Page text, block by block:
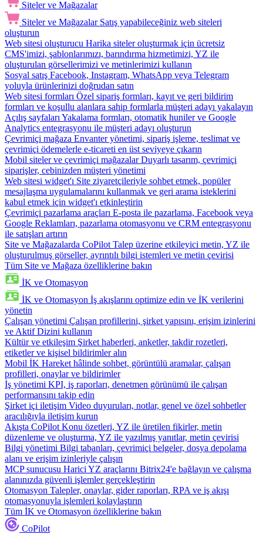
Siteler ve Mağazalar
Siteler ve Mağazalar Satış yapabileceğiniz web siteleri
oluşturun
Web sitesi oluşturucu Harika siteler oluşturmak için ücretsiz
CMS'imizi, şablonlarımızı, barındırma hizmetimizi, YZ ile
oluşturulan görsellerimizi ve metinlerimizi kullanın
Sosyal satış Facebook, Instagram, WhatsApp veya Telegram
yoluyla ürünlerinizi doğrudan satın
Web sitesi formları Özel sipariş formları, kayıt ve geri bildirim
formları ve koşullu alanlara sahip formlarla müşteri adayı yakalayın
Açılış sayfaları Yakalama formları, otomatik huniler ve Google
Analytics entegrasyonu ile müşteri adayı oluşturun
Çevrimiçi mağaza Envanter yönetimi, sipariş işleme, teslimat ve
çevrimiçi ödemelerle e-ticareti en üst seviyeye çıkarın
Mobil siteler ve çevrimiçi mağazalar Duyarlı tasarım, çevrimiçi
siparişler, cebinizden müşteri yönetimi
Web sitesi widget'ı Site ziyaretçileriyle sohbet etmek, popüler
mesajlaşma uygulamalarını kullanmak ve geri arama isteklerini
kabul etmek için widget'ı etkinleştirin
Çevrimiçi pazarlama araçları E-posta ile pazarlama, Facebook veya
Google Reklamları, pazarlama otomasyonu ve CRM entegrasyonu
ile satışları artırın
Site ve Mağazalarda CoPilot Talep üzerine etkileyici metin, YZ ile
oluşturulmuş görseller, ayrıntılı bilgi istemleri ve metin çevirisi
Tüm Site ve Mağaza özelliklerine bakın
İK ve Otomasyon
İK ve Otomasyon İş akışlarını optimize edin ve İK verilerini
yönetin
Çalışan yönetimi Çalışan profillerini, şirket yapısını, erişim izinlerini
ve Aktif Dizini kullanın
Kültür ve etkileşim Şirket haberleri, anketler, takdir rozetleri,
etiketler ve kişisel bildirimler alın
Mobil İK Hareket hâlinde sohbet, görüntülü aramalar, çalışan
profilleri, onaylar ve bildirimler
İş yönetimi KPI, iş raporları, denetmen görünümü ile çalışan
performansını takip edin
Şirket içi iletişim Video duyuruları, notlar, genel ve özel sohbetler
aracılığıyla iletişim kurun
Akışta CoPilot Konu özetleri, YZ ile üretilen fikirler, metin
düzenleme ve oluşturma, YZ ile yazılmış yanıtlar, metin çevirisi
Bilgi yönetimi Bilgi tabanları, çevrimiçi belgeler, dosya depolama
alanı ve erişim izinleriyle çalışın
MCP sunucusu Harici YZ araçlarını Bitrix24'e bağlayın ve çalışma
alanınızda güvenli işlemler gerçekleştirin
Otomasyon Talepler, onaylar, gider raporları, RPA ve iş akışı
otomasyonuyla işlemleri kolaylaştırın
Tüm İK ve Otomasyon özelliklerine bakın
CoPilot